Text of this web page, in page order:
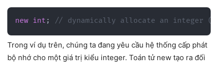
new int ; // dynamically allocate an integer
Trong ví dụ trên, chúng ta đang yêu cầu hệ thống cấp phát
bộ nhớ cho một giá trị kiểu integer. Toán tử new tạo ra đối